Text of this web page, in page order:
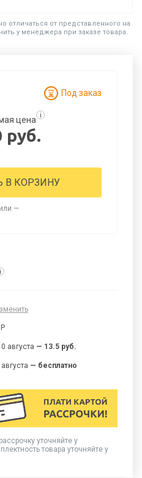
отличаться от представленного на
у менеджера при заказе товара.
Под заказ
цена i
руб.
В КОРЗИНУ
—
i
августа — 13.5 руб.
— бесплатно
уточняйте у
товара уточняйте у